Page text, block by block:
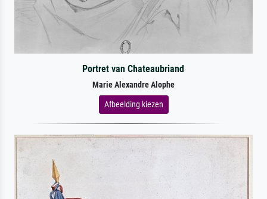
Portret van Chateaubriand
Marie Alexandre Alophe
Afbeelding kiezen